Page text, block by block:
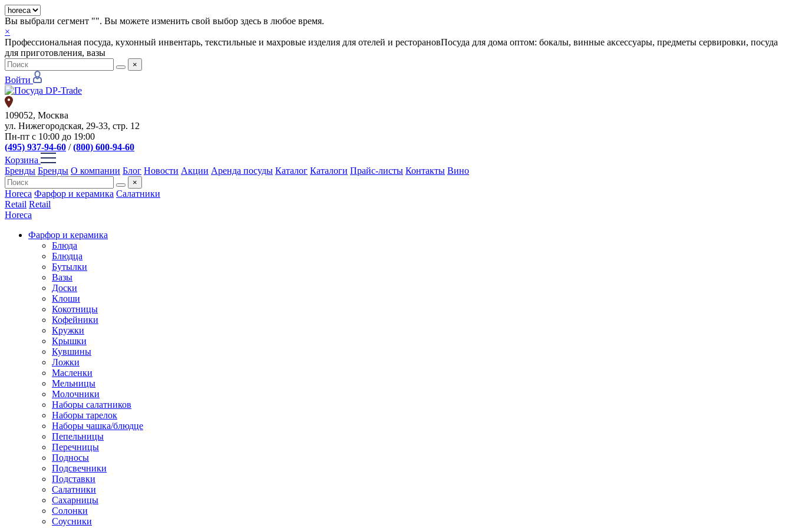
Вы выбрали сегмент "". Вы можете изменить свой выбор здесь в любое время.
×
Профессиональная посуда, кухонный инвентарь, текстильные и махровые изделия для отелей и ресторановПосуда для дома оптом: бокалы, винные аксессуары, предметы сервировки, посуда
для приготовления, вазы
×
Войти
109052, Москва
ул. Нижегородская, 29-33, стр. 12
Пн-пт с 10:00 до 19:00
(495) 937-94-60 /(800) 600-94-60
Корзина
Бренды Бренды О компании Блог Новости Акции Аренда посуды Каталог Каталоги Прайс-листы Контакты Вино
×
Horeca Фарфор и керамика Салатники
Retail Retail
Horeca
Фарфор и керамика
Блюда
Блюдца
Бутылки
Вазы
Доски
Клоши
Кокотницы
Кофейники
Кружки
Крышки
Кувшины
Ложки
Масленки
Мельницы
Молочники
Наборы салатников
Наборы тарелок
Наборы чашка/блюдце
Пепельницы
Перечницы
Подносы
Подсвечники
Подставки
Салатники
Сахарницы
Солонки
Соусники